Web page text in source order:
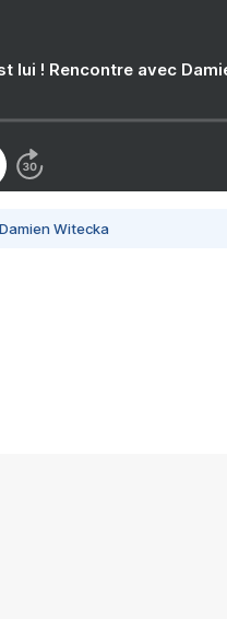
lui ! Rencontre avec
Witecka